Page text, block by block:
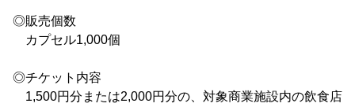
◎販売個数
カプセル1,000個
◎チケット内容
1,500円分または2,000円分の、対象商業施設内の飲食店